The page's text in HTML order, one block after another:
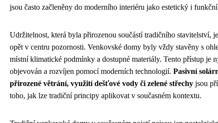
jsou často začleněny do moderního interiéru jako estetický i
Udržitelnost, která byla přirozenou součástí tradičního stavitelství,
opět v centru pozornosti. Venkovské domy byly vždy stavěny s
místní klimatické podmínky a dostupné materiály. Tento přístup je
objevován a rozvíjen pomocí moderních technologií. Pasivní
přirozené větrání, využití dešťové vody či zelené střechy jsou
toho, jak lze tradiční principy aplikovat v současném kontextu.